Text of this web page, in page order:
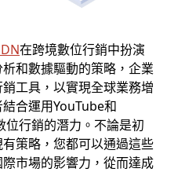
在跨境數位行銷中扮演
和數據驅動的策略，企業
工具，以實現全球業務增
合運用YouTube和
位行銷的潛力。不論是初
策略，您都可以通過這些
市場的影響力，從而達成